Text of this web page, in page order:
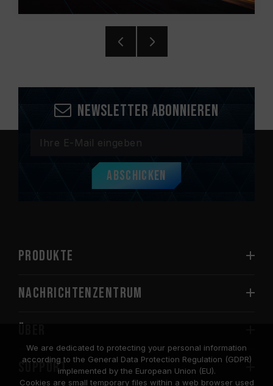
Newsletter abonnieren
Abschicken
PRODUKTE
Nachrichtenzentrum
SUPPORT
We are dedicated to protecting your personal information
according to the General Data Protection Regulation (GDPR)
implemented by the European Union (EU).
Cookies are small temporary files within a web browser used